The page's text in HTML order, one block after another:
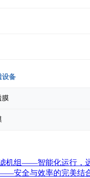
设备
膜
机组——智能化运行，
安全与效率的完美结